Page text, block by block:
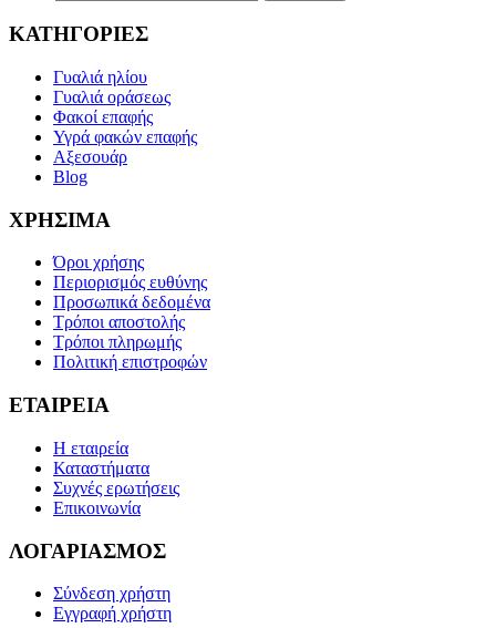
ΚΑΤΗΓΟΡΙΕΣ
Γυαλιά ηλίου
Γυαλιά οράσεως
Φακοί επαφής
Υγρά φακών επαφής
Αξεσουάρ
Blog
ΧΡΗΣΙΜΑ
Όροι χρήσης
Περιορισμός ευθύνης
Προσωπικά δεδομένα
Τρόποι αποστολής
Τρόποι πληρωμής
Πολιτική επιστροφών
ΕΤΑΙΡΕΙΑ
Η εταιρεία
Καταστήματα
Συχνές ερωτήσεις
Επικοινωνία
ΛΟΓΑΡΙΑΣΜΟΣ
Σύνδεση χρήστη
Εγγραφή χρήστη